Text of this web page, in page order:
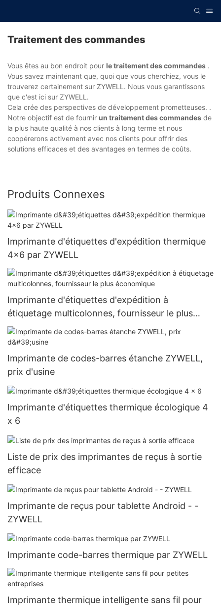
Traitement des commandes
Vous êtes au bon endroit pour le traitement des commandes .
Vous savez maintenant que, quoi que vous cherchiez, vous le
trouverez certainement sur ZYWELL. Nous vous garantissons
que c'est ici sur ZYWELL.
Cela crée des perspectives de développement prometteuses. .
Notre objectif est de fournir un traitement des commandes de
la plus haute qualité à nos clients à long terme et nous
coopérerons activement avec nos clients pour offrir des
solutions efficaces et des avantages en termes de coûts.
Produits Connexes
Imprimante d'étiquettes d'expédition thermique
4x6 par ZYWELL
Imprimante d'étiquettes d'expédition à
étiquetage multicolonnes, fournisseur le plus
économique
Imprimante de codes-barres étanche ZYWELL,
prix d'usine
Imprimante d'étiquettes thermique écologique 4
x 6
Liste de prix des imprimantes de reçus à sortie
efficace
Imprimante de reçus pour tablette Android - -
ZYWELL
Imprimante code-barres thermique par ZYWELL
Imprimante thermique intelligente sans fil pour